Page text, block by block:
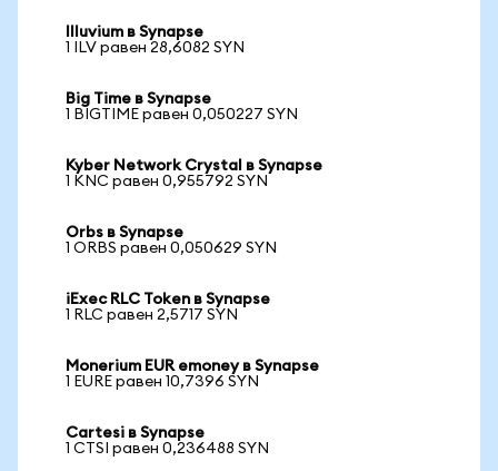
Illuvium в Synapse
1 ILV равен 28,6082 SYN
Big Time в Synapse
1 BIGTIME равен 0,050227 SYN
Kyber Network Crystal в Synapse
1 KNC равен 0,955792 SYN
Orbs в Synapse
1 ORBS равен 0,050629 SYN
iExec RLC Token в Synapse
1 RLC равен 2,5717 SYN
Monerium EUR emoney в Synapse
1 EURE равен 10,7396 SYN
Cartesi в Synapse
1 CTSI равен 0,236488 SYN